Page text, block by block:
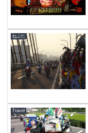
ねぶた
Travel